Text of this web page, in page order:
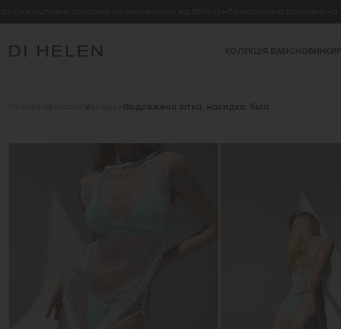
доставка на замовлення від 3000 грн безкоштовна доставка на
КОЛЕКЦІЯ BASICНОВИНКИ
Каталог Накидки Подовжена сітка, накидка, біла